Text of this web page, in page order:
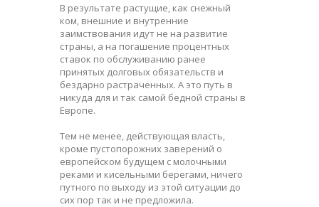
В результате растущие, как снежный
ком, внешние и внутренние
заимствования идут не на развитие
страны, а на погашение процентных
ставок по обслуживанию ранее
принятых долговых обязательств и
бездарно растраченных. А это путь в
никуда для и так самой бедной страны в
Европе.
Тем не менее, действующая власть,
кроме пустопорожних заверений о
европейском будущем с молочными
реками и кисельными берегами, ничего
путного по выходу из этой ситуации до
сих пор так и не предложила.